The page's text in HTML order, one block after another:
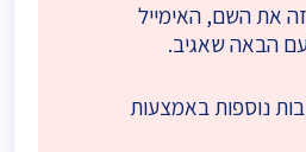
את השם, האימייל
הבאה שאגיב.
נוספות באמצעות